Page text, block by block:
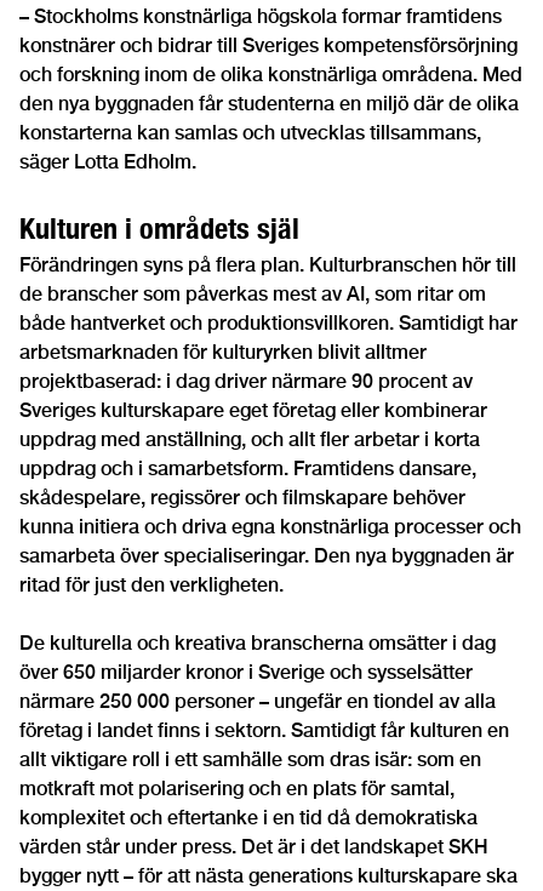
– Stockholms konstnärliga högskola formar framtidens
konstnärer och bidrar till Sveriges kompetensförsörjning
och forskning inom de olika konstnärliga områdena. Med
den nya byggnaden får studenterna en miljö där de olika
konstarterna kan samlas och utvecklas tillsammans,
säger Lotta Edholm.
Kulturen i områdets själ
Förändringen syns på flera plan. Kulturbranschen hör till
de branscher som påverkas mest av AI, som ritar om
både hantverket och produktionsvillkoren. Samtidigt har
arbetsmarknaden för kulturyrken blivit alltmer
projektbaserad: i dag driver närmare 90 procent av
Sveriges kulturskapare eget företag eller kombinerar
uppdrag med anställning, och allt fler arbetar i korta
uppdrag och i samarbetsform. Framtidens dansare,
skådespelare, regissörer och filmskapare behöver
kunna initiera och driva egna konstnärliga processer och
samarbeta över specialiseringar. Den nya byggnaden är
ritad för just den verkligheten.
De kulturella och kreativa branscherna omsätter i dag
över 650 miljarder kronor i Sverige och sysselsätter
närmare 250 000 personer – ungefär en tiondel av alla
företag i landet finns i sektorn. Samtidigt får kulturen en
allt viktigare roll i ett samhälle som dras isär: som en
motkraft mot polarisering och en plats för samtal,
komplexitet och eftertanke i en tid då demokratiska
värden står under press. Det är i det landskapet SKH
bygger nytt – för att nästa generations kulturskapare ska